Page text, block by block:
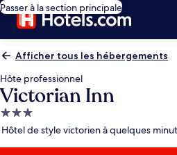
Passer à la section principale
Afficher tous les hébergements
Hôte professionnel
Victorian Inn
Hébergement
3.0 étoiles
Hôtel de style victorien à quelques